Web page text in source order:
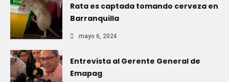
Rata es captada tomando cerveza en
Barranquilla
mayo 6, 2024
Entrevista al Gerente General de
Emapag